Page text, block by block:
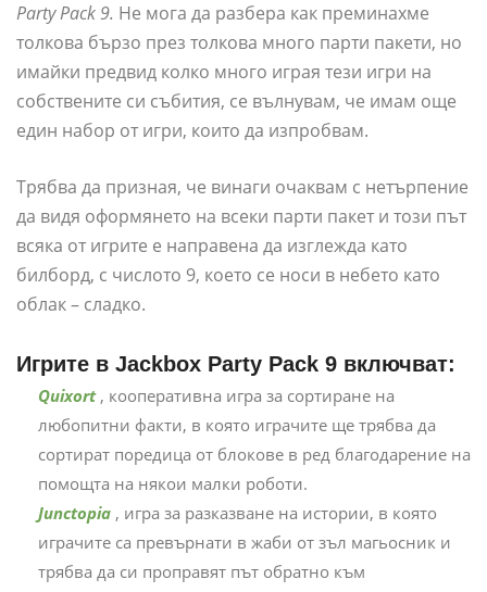
Party Pack 9. Не мога да разбера как преминахме
толкова бързо през толкова много парти пакети, но
имайки предвид колко много играя тези игри на
собствените си събития, се вълнувам, че имам още
един набор от игри, които да изпробвам.
Трябва да призная, че винаги очаквам с нетърпение
да видя оформянето на всеки парти пакет и този път
всяка от игрите е направена да изглежда като
билборд, с числото 9, което се носи в небето като
облак – сладко.
Игрите в Jackbox Party Pack 9 включват:
Quixort , кооперативна игра за сортиране на
любопитни факти, в която играчите ще трябва да
сортират поредица от блокове в ред благодарение на
помощта на някои малки роботи.
Junctopia , игра за разказване на истории, в която
играчите са превърнати в жаби от зъл магьосник и
трябва да си проправят път обратно към